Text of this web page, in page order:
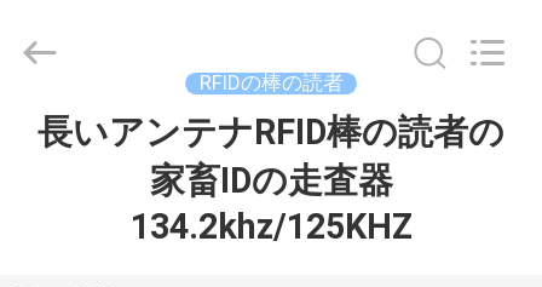
supplier.
RFIDの棒の読者
長いアンテナRFID棒の読者の
家畜IDの走査器
134.2khz/125KHZ